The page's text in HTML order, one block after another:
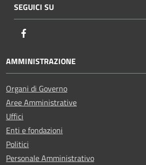
SEGUICI SU
AMMINISTRAZIONE
Organi di Governo
Aree Amministrative
Uffici
Enti e fondazioni
Politici
Personale Amministrativo